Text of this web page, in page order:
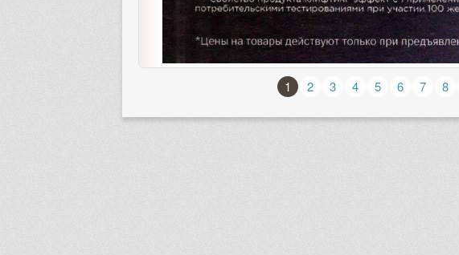
1 2 3 4 5 6 7 8